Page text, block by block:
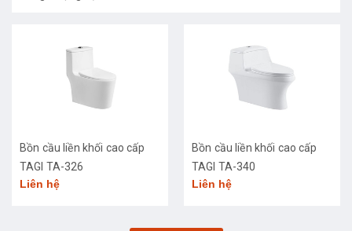
Bồn cầu liền khối cao cấp
TAGI TA-326
Liên hệ
Bồn cầu liền khối cao cấp
TAGI TA-340
Liên hệ